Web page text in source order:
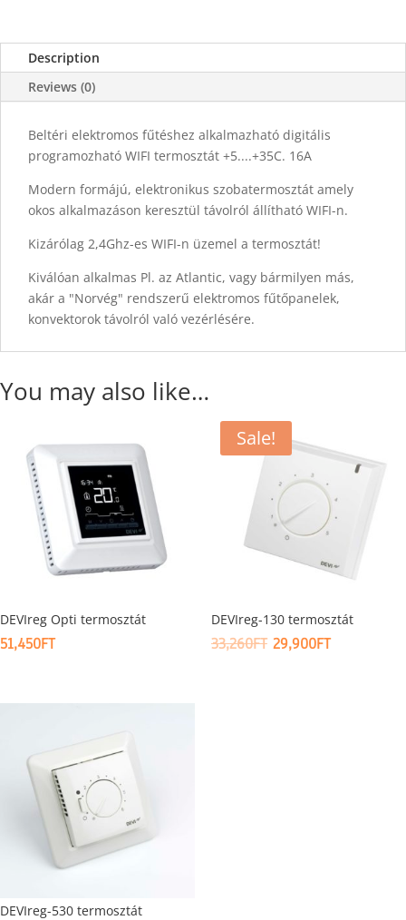
Description
Reviews (0)
Beltéri elektromos fűtéshez alkalmazható digitális
programozható WIFI termosztát +5....+35C. 16A
Modern formájú, elektronikus szobatermosztát amely
okos alkalmazáson keresztül távolról állítható WIFI-n.
Kizárólag 2,4Ghz-es WIFI-n üzemel a termosztát!
Kiválóan alkalmas Pl. az Atlantic, vagy bármilyen más,
akár a "Norvég" rendszerű elektromos fűtőpanelek,
konvektorok távolról való vezérlésére.
You may also like…
DEVIreg Opti termosztát
51,450FT
Sale!
DEVIreg-130 termosztát
33,260FT ORIGINAL
29,900FTCURRENT
DEVIreg-530 termosztát